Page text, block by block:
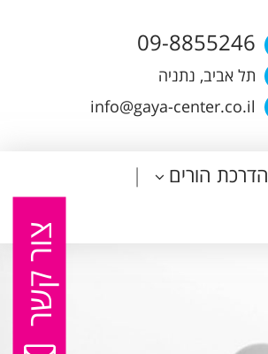
09-8855246
תל אביב, נתניה
info@gaya-center.co.il
הדרכת הורים
צור קשר